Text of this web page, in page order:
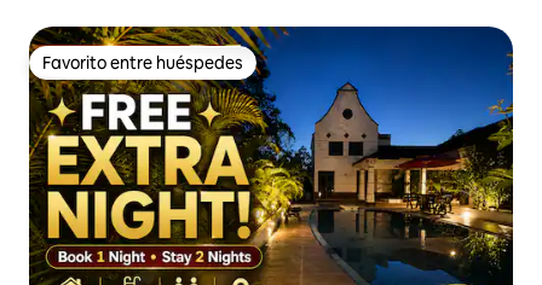
Favorito entre huéspedes
Favorito entre huéspedes